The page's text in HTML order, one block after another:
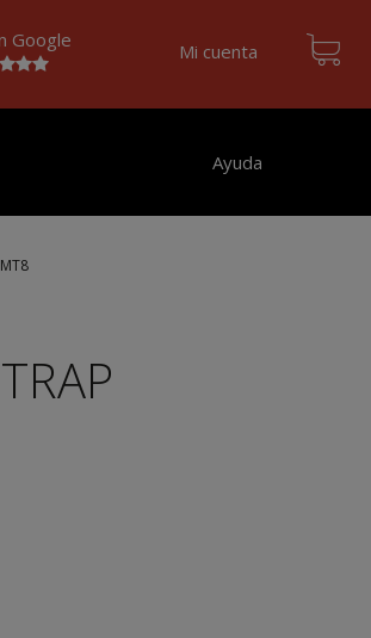
Google
Mi cuenta
Ayuda